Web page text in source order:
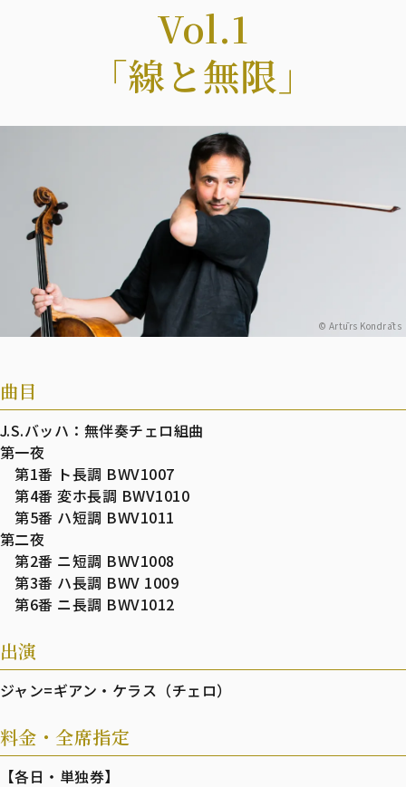
Vol.1
「線と無限」
© Artūrs Kondrāts
曲目
J.S.バッハ：無伴奏チェロ組曲
第一夜
第1番 ト長調 BWV1007
第4番 変ホ長調 BWV1010
第5番 ハ短調 BWV1011
第二夜
第2番 ニ短調 BWV1008
第3番 ハ長調 BWV 1009
第6番 ニ長調 BWV1012
出演
ジャン=ギアン・ケラス（チェロ）
料金・全席指定
【各日・単独券】